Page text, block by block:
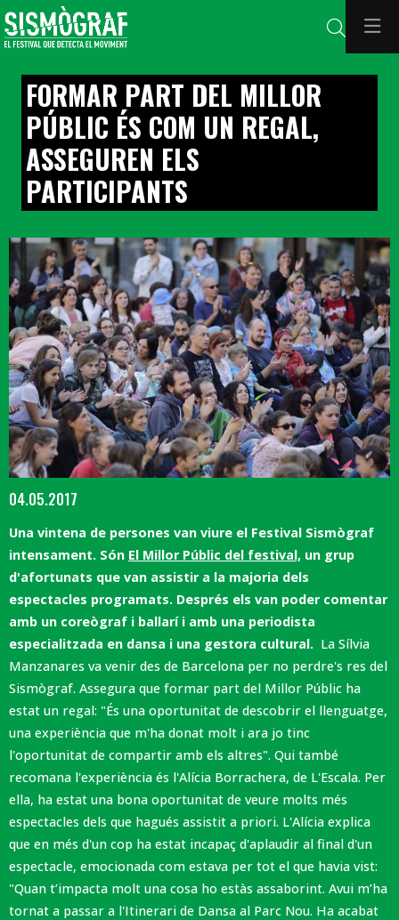
Cerca
FORMAR PART DEL MILLOR
PÚBLIC ÉS COM UN REGAL,
ASSEGUREN ELS
PARTICIPANTS
Diapositiva 1 de 1
04.05.2017
Una vintena de persones van viure el Festival Sismògraf
intensament. Són El Millor Públic del festival, un grup
d'afortunats que van assistir a la majoria dels
espectacles programats. Després els van poder comentar
amb un coreògraf i ballarí i amb una periodista
especialitzada en dansa i una gestora cultural. La Sílvia
Manzanares va venir des de Barcelona per no perdre's res del
Sismògraf. Assegura que formar part del Millor Públic ha
estat un regal: "És una oportunitat de descobrir el llenguatge,
una experiència que m'ha donat molt i ara jo tinc
l'oportunitat de compartir amb els altres". Qui també
recomana l'experiència és l'Alícia Borrachera, de L'Escala. Per
ella, ha estat una bona oportunitat de veure molts més
espectacles dels que hagués assistit a priori. L'Alícia explica
que en més d'un cop ha estat incapaç d'aplaudir al final d'un
espectacle, emocionada com estava per tot el que havia vist:
"Quan t’impacta molt una cosa ho estàs assaborint. Avui m’ha
tornat a passar a l'Itinerari de Dansa al Parc Nou. Ha acabat